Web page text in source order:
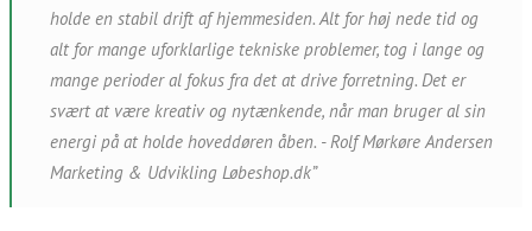
holde en stabil drift af hjemmesiden. Alt for høj nede tid og
alt for mange uforklarlige tekniske problemer, tog i lange og
mange perioder al fokus fra det at drive forretning. Det er
svært at være kreativ og nytænkende, når man bruger al sin
energi på at holde hoveddøren åben. - Rolf Mørkøre Andersen
Marketing & Udvikling Løbeshop.dk”